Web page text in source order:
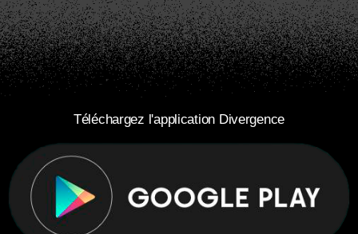
Téléchargez l'application Divergence